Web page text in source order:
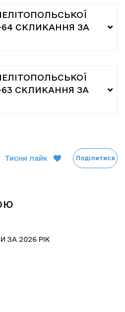
64 СКЛИКАННЯ ЗА
63 СКЛИКАННЯ ЗА
Тисни лайк Поділитися